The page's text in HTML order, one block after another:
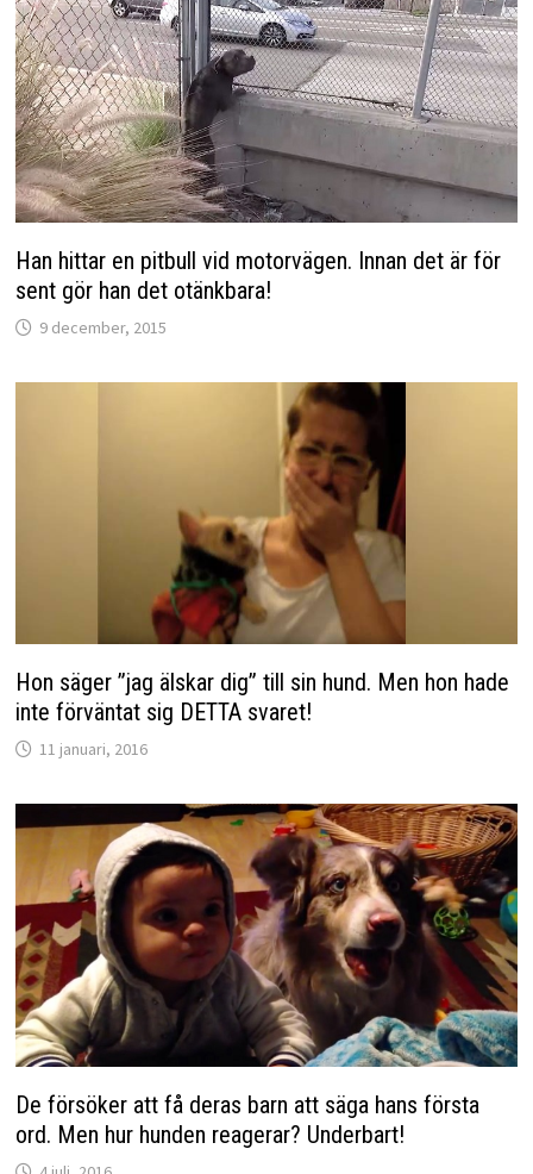
Han hittar en pitbull vid motorvägen. Innan det är för
sent gör han det otänkbara!
9 december, 2015
Hon säger ”jag älskar dig” till sin hund. Men hon hade
inte förväntat sig DETTA svaret!
11 januari, 2016
De försöker att få deras barn att säga hans första
ord. Men hur hunden reagerar? Underbart!